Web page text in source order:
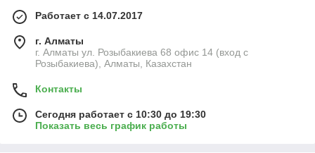
Работает с 14.07.2017
г. Алматы
г. Алматы ул. Розыбакиева 68 офис 14 (вход с
Розыбакиева), Алматы, Казахстан
Контакты
Сегодня работает с 10:30 до 19:30
Показать весь график работы